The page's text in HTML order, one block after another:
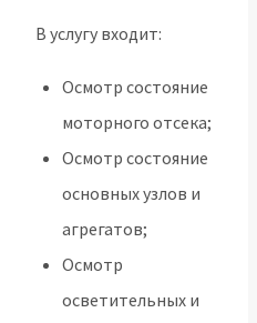
В услугу входит:
Осмотр состояние
моторного отсека;
Осмотр состояние
основных узлов и
агрегатов;
Осмотр
осветительных и